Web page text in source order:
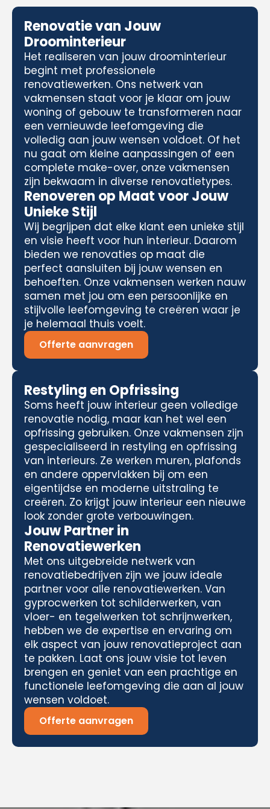
Renovatie van Jouw
Droominterieur
Het realiseren van jouw droominterieur
begint met professionele
renovatiewerken. Ons netwerk van
vakmensen staat voor je klaar om jouw
woning of gebouw te transformeren naar
een vernieuwde leefomgeving die
volledig aan jouw wensen voldoet. Of het
nu gaat om kleine aanpassingen of een
complete make-over, onze vakmensen
zijn bekwaam in diverse renovatietypes.
Renoveren op Maat voor Jouw
Unieke Stijl
Wij begrijpen dat elke klant een unieke stijl
en visie heeft voor hun interieur. Daarom
bieden we renovaties op maat die
perfect aansluiten bij jouw wensen en
behoeften. Onze vakmensen werken nauw
samen met jou om een persoonlijke en
stijlvolle leefomgeving te creëren waar je
je helemaal thuis voelt.
Offerte aanvragen
Restyling en Opfrissing
Soms heeft jouw interieur geen volledige
renovatie nodig, maar kan het wel een
opfrissing gebruiken. Onze vakmensen zijn
gespecialiseerd in restyling en opfrissing
van interieurs. Ze werken muren, plafonds
en andere oppervlakken bij om een
eigentijdse en moderne uitstraling te
creëren. Zo krijgt jouw interieur een nieuwe
look zonder grote verbouwingen.
Jouw Partner in
Renovatiewerken
Met ons uitgebreide netwerk van
renovatiebedrijven zijn we jouw ideale
partner voor alle renovatiewerken. Van
gyprocwerken tot schilderwerken, van
vloer- en tegelwerken tot schrijnwerken,
hebben we de expertise en ervaring om
elk aspect van jouw renovatieproject aan
te pakken. Laat ons jouw visie tot leven
brengen en geniet van een prachtige en
functionele leefomgeving die aan al jouw
wensen voldoet.
Offerte aanvragen